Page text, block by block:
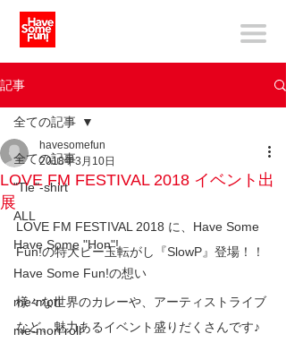
記事
全ての記事
"Tie"-shirt
ALL
Have Some "Hon"!
Have Some Fun!の想い
me-mori
me-mori roll
全ての記事
LOVE FM FESTIVAL 2018 イベント出
展
havesomefun
2018年3月10日
LOVE FM FESTIVAL 2018 に、Have Some
Fun!の特大ビー玉転がし『SlowP』登場！！
様々な世界のカレーや、アーティストライブ
など、魅力あるイベント盛りだくさんです♪